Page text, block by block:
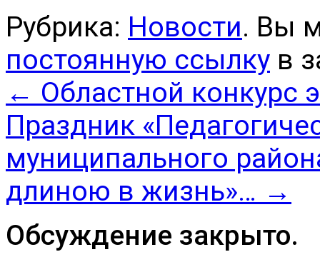
Рубрика: Новости. Вы
постоянную ссылку в
← Областной конкурс
Праздник
муниципального
длиною в жизнь»… →
Обсуждение закрыто.